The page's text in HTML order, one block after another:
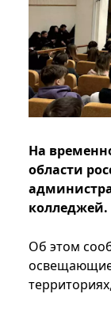
На
области
колледжей.
Об этом